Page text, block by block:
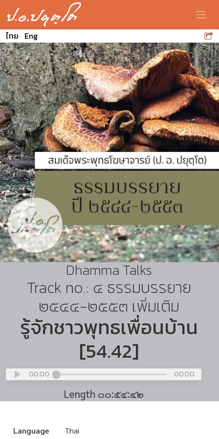
ไทย Eng
Dhamma Talks
Track no.: ๔ ธรรมบรรยาย
๒๕๔๔-๒๕๕๓ เพิ่มเติม
รู้จักชาวพุทธเพื่อนบ้าน
[54.42]
00:00 00:00
Length ๐๐:๕๔:๔๒
Language Thai